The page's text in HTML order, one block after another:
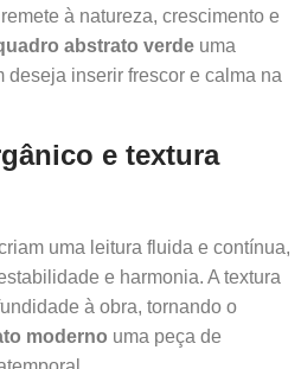
à natureza, crescimento e
abstrato verde uma
deseja inserir frescor e calma na
e textura
uma leitura fluida e contínua,
e harmonia. A textura
à obra, tornando o
moderno uma peça de